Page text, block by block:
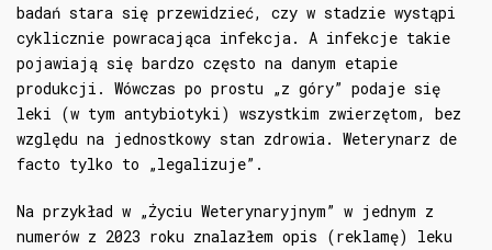
badań stara się przewidzieć, czy w stadzie wystąpi
cyklicznie powracająca infekcja. A infekcje takie
pojawiają się bardzo często na danym etapie
produkcji. Wówczas po prostu „z góry” podaje się
leki (w tym antybiotyki) wszystkim zwierzętom, bez
względu na jednostkowy stan zdrowia. Weterynarz de
facto tylko to „legalizuje”.
Na przykład w „Życiu Weterynaryjnym” w jednym z
numerów z 2023 roku znalazłem opis (reklamę) leku